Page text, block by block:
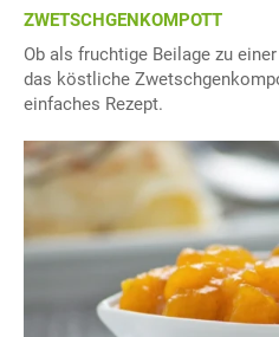
ZWETSCHGENKOMPOTT
Ob als fruchtige Beilage zu
das köstliche
einfaches Rezept.